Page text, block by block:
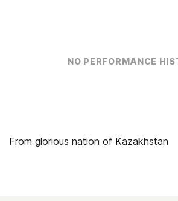
NO PERFORMANCE
From glorious nation of Kazakhstan